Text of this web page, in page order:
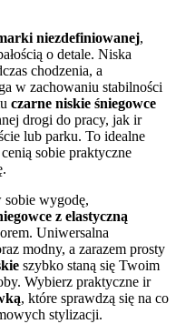
niezdefiniowanej,
o detale. Niska
chodzenia, a
w zachowaniu stabilności
czarne niskie śniegowce
drogi do pracy, jak ir
lub parku. To idealne
sobie praktyczne
sobie wygodę,
z elastyczną
Uniwersalna
modny, a zarazem prosty
szybko staną się Twoim
Wybierz praktyczne ir
, które sprawdzą się na co
stylizacji.